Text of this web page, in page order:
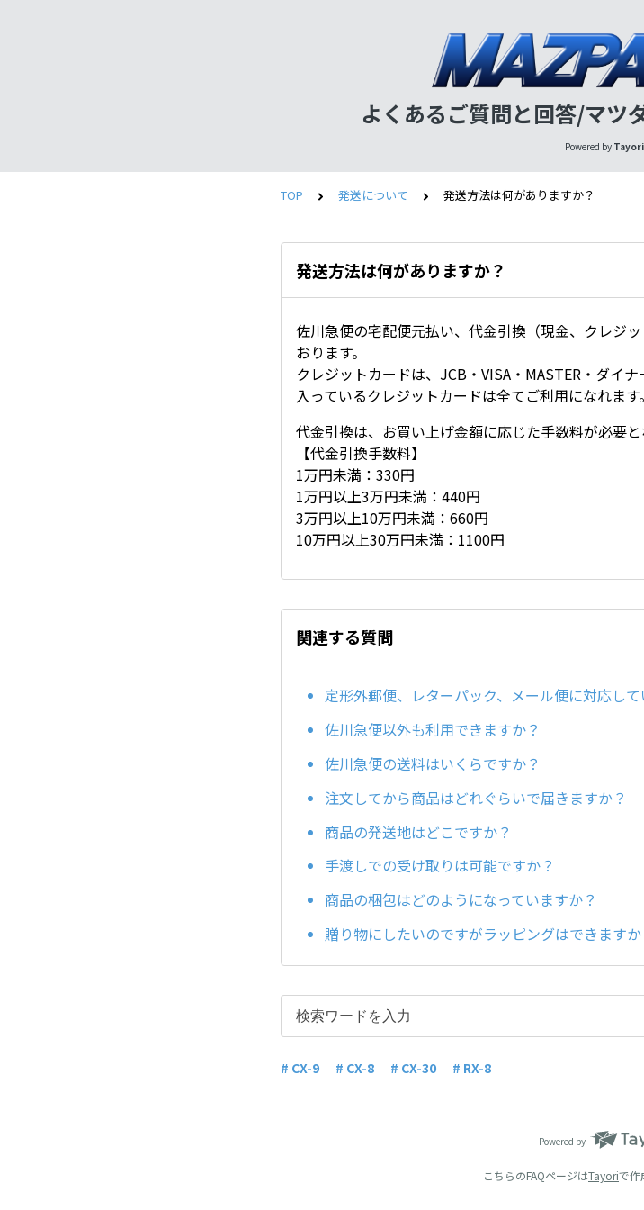
よくあるご質問と回答/マツ
Powered by Tayori
TOP 発送について 発送方法は何がありますか？
発送方法は何がありますか？
佐川急便の宅配便元払い、代金引換（現金、クレジ
おります。
クレジットカードは、JCB・VISA・MASTER・ダイ
入っているクレジットカードは全てご利用になれます。
代金引換は、お買い上げ金額に応じた手数料が必要と
【代金引換手数料】
1万円未満：330円
1万円以上3万円未満：440円
3万円以上10万円未満：660円
10万円以上30万円未満：1100円
関連する質問
定形外郵便、レターパック、メール便に対応して
佐川急便以外も利用できますか？
佐川急便の送料はいくらですか？
注文してから商品はどれぐらいで届きますか？
商品の発送地はどこですか？
手渡しでの受け取りは可能ですか？
商品の梱包はどのようになっていますか？
贈り物にしたいのですがラッピングはできますか
# CX-9 # CX-8 # CX-30 # RX-8
Powered by
こちらのFAQページはTayoriで作